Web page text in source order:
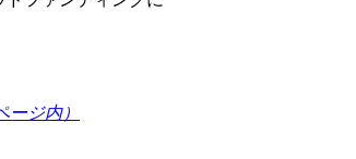
ジ内）